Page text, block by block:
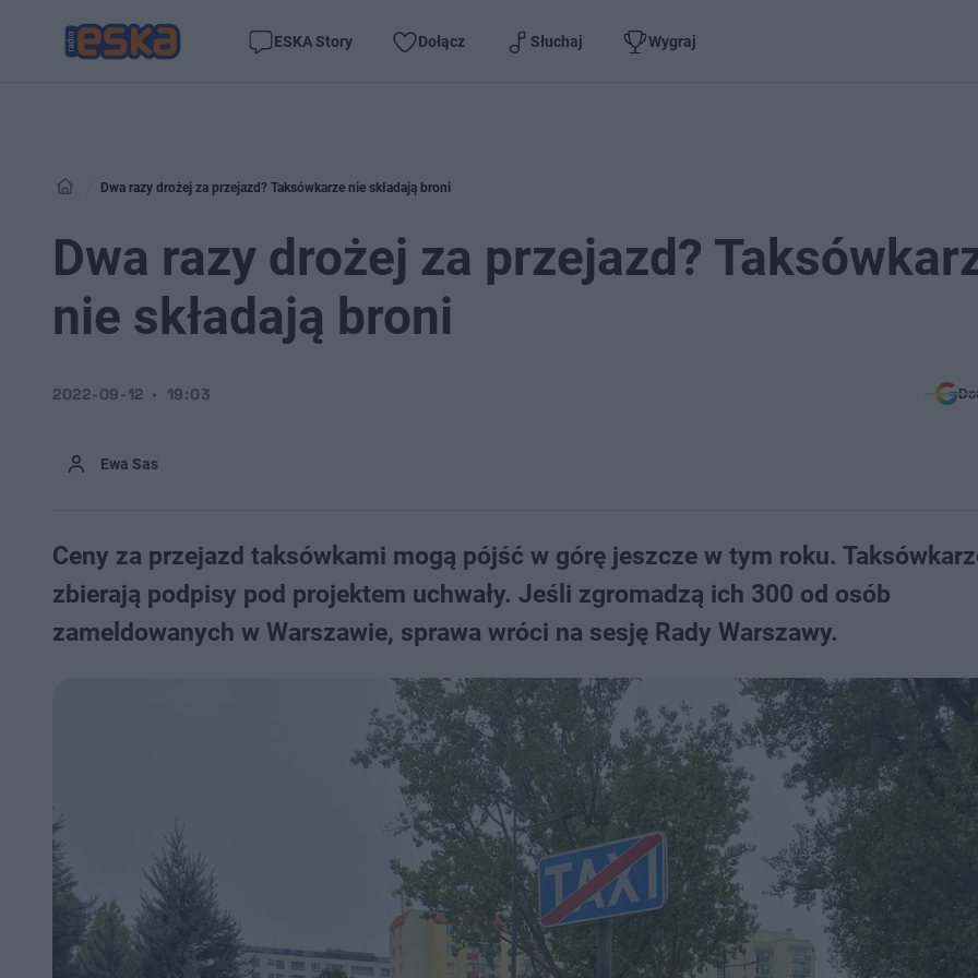
ESKA Story Dołącz Słuchaj Wygraj
Dwa razy drożej za przejazd? Taksówkarze nie składają broni
Dwa razy drożej za przejazd?
nie składają broni
Ewa Sas
2022-09-12 19:03
Ceny za przejazd taksówkami mogą pójść w górę jeszcze w tym roku.
zbierają podpisy pod projektem uchwały. Jeśli zgromadzą ich 300 od osób
zameldowanych w Warszawie, sprawa wróci na sesję Rady Warszawy.